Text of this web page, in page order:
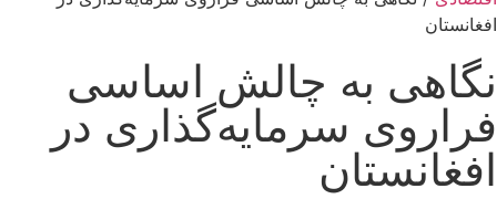
افغانستان
نگاهی به چالش اساسی
فراروی سرمایه‌گذاری در
افغانستان